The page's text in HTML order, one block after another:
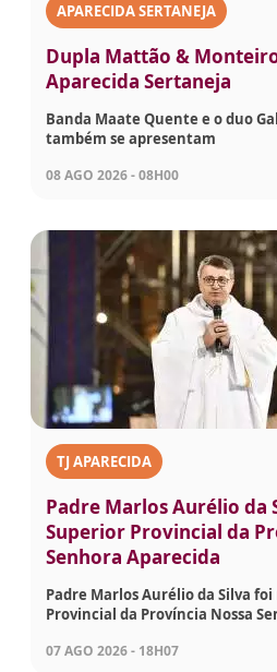
APARECIDA SERTANEJA
Dupla Mattão &
Aparecida Sertaneja
Banda Maate Quente e o duo
também se apresentam
08 AGO 2026 - 08H00
TJ APARECIDA
Padre Marlos Aurélio da
Superior Provincial da
Senhora Aparecida
Padre Marlos Aurélio da Silva
Provincial da Província Nossa
07 AGO 2026 - 18H07